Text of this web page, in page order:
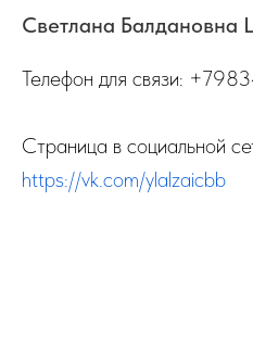
Светлана Балдановна
Телефон для связи:
Страница в социальной
https://vk.com/ylalzaicbb